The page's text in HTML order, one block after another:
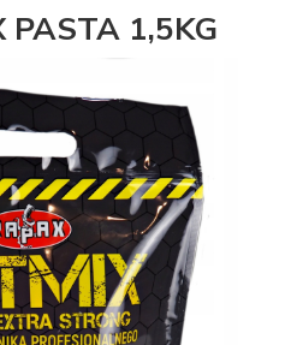
PASTA 1,5KG